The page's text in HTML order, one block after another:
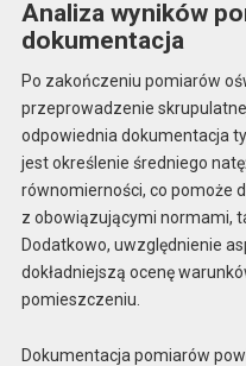
Analiza wyników
dokumentacja
Po zakończeniu pomiarów
przeprowadzenie
odpowiednia dokumentacja
jest określenie średniego
równomierności, co pomoże
z obowiązującymi normami,
Dodatkowo, uwzględnienie
dokładniejszą ocenę
pomieszczeniu.
Dokumentacja pomiarów